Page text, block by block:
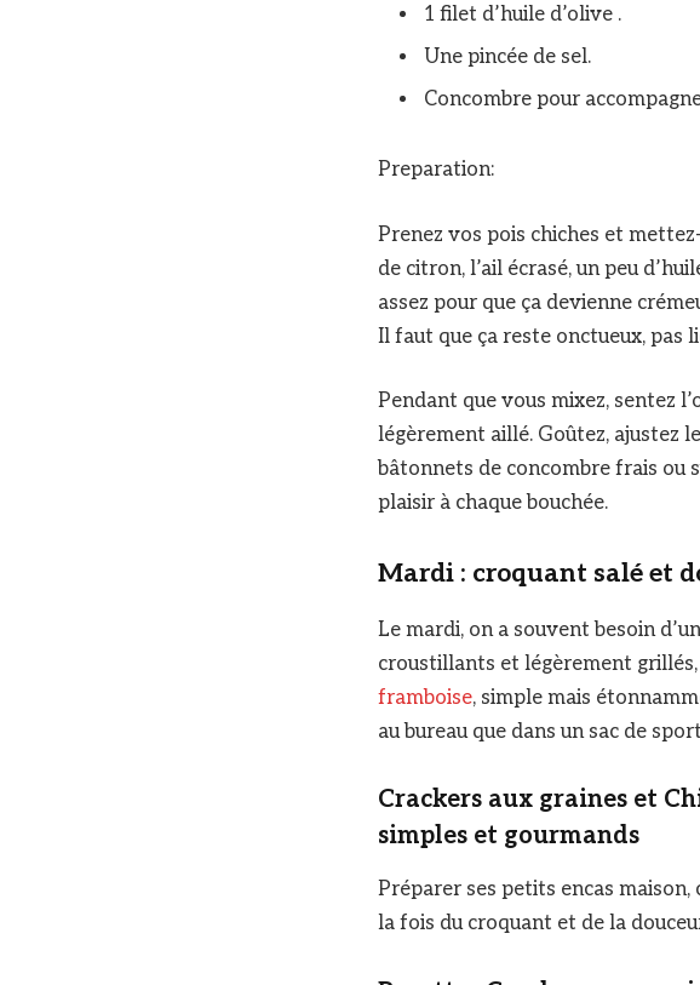
1 filet d’huile d’olive .
Une pincée de sel.
Concombre pour
Preparation:
Prenez vos pois chiches et
de citron, l’ail écrasé, un peu
assez pour que ça devienne
Il faut que ça reste onctueux, pas
Pendant que vous mixez, sentez
légèrement aillé. Goûtez, ajustez
bâtonnets de concombre frais ou
plaisir à chaque bouchée.
Mardi : croquant salé et
Le mardi, on a souvent besoin
croustillants et légèrement
framboise, simple mais
au bureau que dans un sac de
Crackers aux graines et
simples et gourmands
Préparer ses petits encas maison,
la fois du croquant et de la